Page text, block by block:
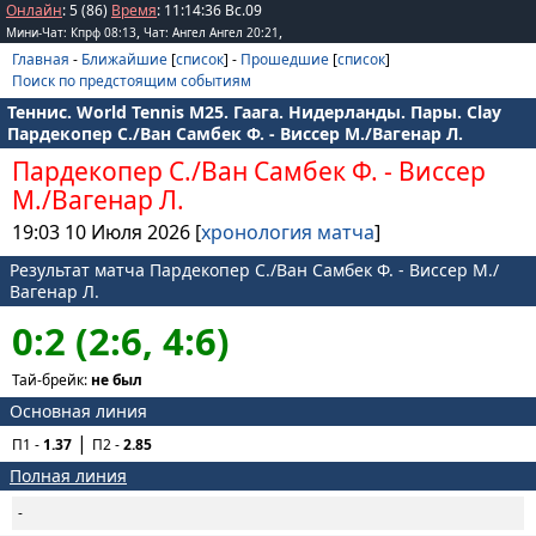
Онлайн: 5 (86) Время: 11:14:36 Вс.09
Мини-Чат: Кпрф 08:13, Чат: Ангел Ангел 20:21 ,
Главная - Ближайшие [список] - Прошедшие [список]
Поиск по предстоящим событиям
Теннис. World Tennis M25. Гаага. Нидерланды. Пары. Clay
Пардекопер С./Ван Самбек Ф. - Виссер М./Вагенар Л.
Пардекопер С./Ван Самбек Ф. - Виссер
М./Вагенар Л.
19:03 10 Июля 2026 [хронология матча]
Результат матча Пардекопер С./Ван Самбек Ф. - Виссер М./
Вагенар Л.
0:2 (2:6, 4:6)
Тай-брейк: не был
Основная линия
П1 -1.37 П2 -2.85
Полная линия
-